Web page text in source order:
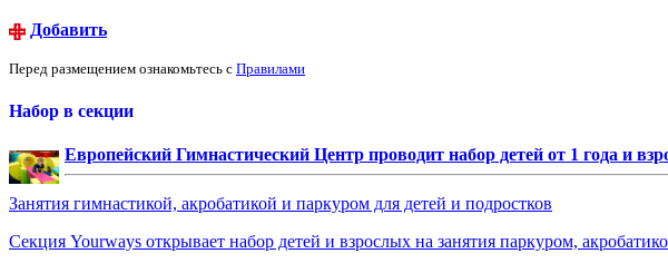
Добавить
Перед размещением ознакомьтесь с Правилами
Набор в секции
Европейский Гимнастический Центр проводит набор детей от 1 года и
Занятия гимнастикой, акробатикой и паркуром для детей и подростков
Секция Yourways открывает набор детей и взрослых на занятия паркуром,